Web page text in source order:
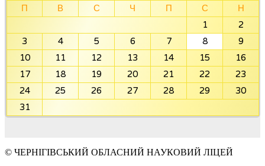
П В С Ч П С
Н
1
2
3
4 5 6 7 8
9
10
11 12 13 14 15
16
17
18 19 20 21 22
23
24
25 26 27 28 29
30
31
© ЧЕРНІГІВСЬКИЙ ОБЛАСНИЙ НАУКОВИЙ ЛІЦЕЙ